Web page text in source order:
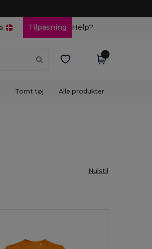
Tilpasning Help?
Tomt tøj Alle produkter
Nulstil